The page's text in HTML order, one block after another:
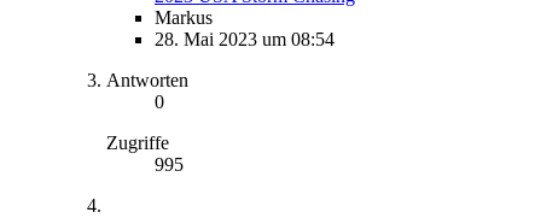
Markus
28. Mai 2023 um 08:54
Antworten
0
Zugriffe
995